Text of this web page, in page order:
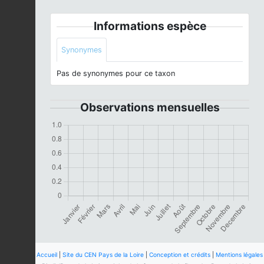
Informations espèce
Synonymes
Pas de synonymes pour ce taxon
Observations mensuelles
Accueil Site du CEN Pays de la Loire Conception et crédits
Mentions légales